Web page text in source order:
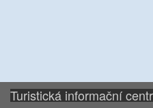
Turistická informační